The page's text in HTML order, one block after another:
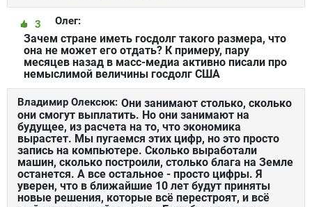
Олег:
3
Зачем стране иметь госдолг такого размера, что
она не может его отдать? К примеру, пару
месяцев назад в масс-медиа активно писали про
немыслимой величины госдолг США
Владимир Олексюк: Они занимают столько, сколько
они смогут выплатить. Но они занимают на
будущее, из расчета на то, что экономика
вырастет. Мы пугаемся этих цифр, но это просто
запись на компьютере. Сколько выработали
машин, сколько построили, столько блага на Земле
останется. А все остальное - просто цифры. Я
уверен, что в ближайшие 10 лет будут приняты
новые решения, которые всё перестроят, и всё